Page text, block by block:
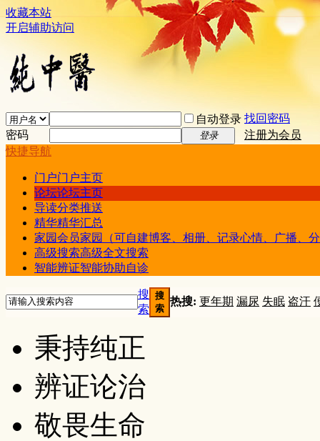
收藏本站
开启辅助访问
自动登录 找回密码
密码
登录
注册为会员
快捷导航
门户门户主页
论坛论坛主页
导读分类推送
精华精华汇总
家园会员家园（可自建博客、相册、记录心情、广播、
高级搜索高级全文搜索
智能辨证智能协助自诊
搜
索
搜
索
热搜: 更年期 漏尿 失眠 盗汗
秉持纯正
辨证论治
敬畏生命